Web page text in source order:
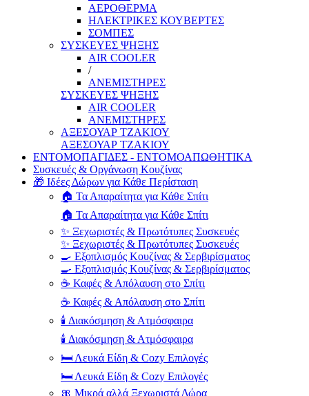
ΑΕΡΟΘΕΡΜΑ
ΗΛΕΚΤΡΙΚΕΣ ΚΟΥΒΕΡΤΕΣ
ΣΟΜΠΕΣ
ΣΥΣΚΕΥΕΣ ΨΗΞΗΣ
AIR COOLER
/
ΑΝΕΜΙΣΤΗΡΕΣ
ΣΥΣΚΕΥΕΣ ΨΗΞΗΣ
AIR COOLER
ΑΝΕΜΙΣΤΗΡΕΣ
ΑΞΕΣΟΥΑΡ ΤΖΑΚΙΟΥ
ΑΞΕΣΟΥΑΡ ΤΖΑΚΙΟΥ
ΕΝΤΟΜΟΠΑΓΙΔΕΣ - ΕΝΤΟΜΟΑΠΩΘΗΤΙΚΑ
Συσκευές & Οργάνωση Κουζίνας
🎁 Ιδέες Δώρων για Κάθε Περίσταση
🏠 Τα Απαραίτητα για Κάθε Σπίτι
🏠 Τα Απαραίτητα για Κάθε Σπίτι
✨ Ξεχωριστές & Πρωτότυπες Συσκευές
✨ Ξεχωριστές & Πρωτότυπες Συσκευές
🍳 Εξοπλισμός Κουζίνας & Σερβιρίσματος
🍳 Εξοπλισμός Κουζίνας & Σερβιρίσματος
☕ Καφές & Απόλαυση στο Σπίτι
☕ Καφές & Απόλαυση στο Σπίτι
🕯️ Διακόσμηση & Ατμόσφαιρα
🕯️ Διακόσμηση & Ατμόσφαιρα
🛏️ Λευκά Είδη & Cozy Επιλογές
🛏️ Λευκά Είδη & Cozy Επιλογές
🎀 Μικρά αλλά Ξεχωριστά Δώρα